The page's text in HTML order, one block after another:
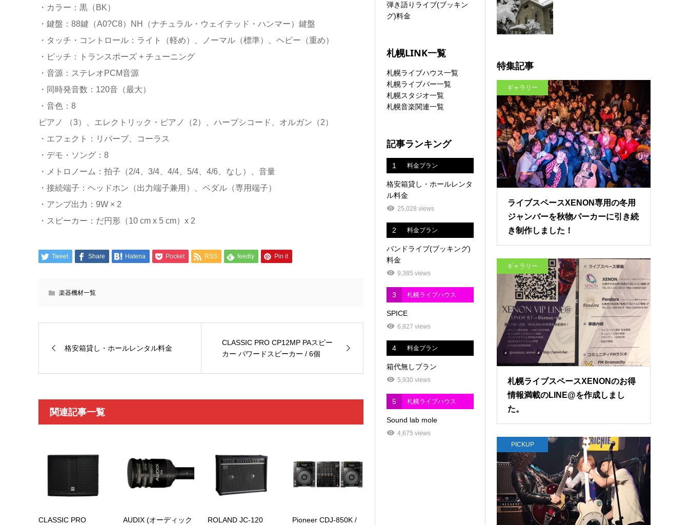
・カラー：黒（BK）
・鍵盤：88鍵（A0?C8）NH（ナチュラル・ウェイテッド・ハンマー）鍵盤
・タッチ・コントロール：ライト（軽め）、ノーマル（標準）、ヘビー（重め）
・ピッチ：トランスポーズ + チューニング
・音源：ステレオPCM音源
・同時発音数：120音（最大）
・音色：8
ピアノ （3）、エレクトリック・ピアノ（2）、ハープシコード、オルガン（2）
・エフェクト：リバーブ、コーラス
・デモ・ソング：8
・メトロノーム：拍子（2/4、3/4、4/4、5/4、4/6、なし）、音量
・接続端子：ヘッドホン（出力端子兼用）、ペダル（専用端子）
・アンプ出力：9W × 2
・スピーカー：だ円形（10 cm x 5 cm）x 2
Tweet Share Hatena Pocket RSS feedly Pin it
楽器機材一覧
格安箱貸し・ホールレンタル料金
CLASSIC PRO CP12MP PAスピー
カー パワードスピーカー / 6個
関連記事一覧
CLASSIC PRO
AUDIX (オーディック
ROLAND JC-120
Pioneer CDJ-850K /
弾き語りライブ(ブッキン
グ)料金
札幌LINK一覧
札幌ライブハウス一覧
札幌ライブバー一覧
札幌スタジオ一覧
札幌音楽関連一覧
記事ランキング
1 料金プラン
格安箱貸し・ホールレンタ
ル料金
25,028 views
2 料金プラン
バンドライブ(ブッキング)
料金
9,385 views
3 札幌ライブハウス
SPICE
6,827 views
4 料金プラン
箱代無しプラン
5,930 views
5 札幌ライブハウス
Sound lab mole
4,675 views
特集記事
ギャラリー
ライブスペースXENON専用の冬用
ジャンバーを秋物パーカーに引き続
き制作しました！
ギャラリー
札幌ライブスペースXENONのお得
情報満載のLINE@を作成しまし
た。
PICKUP